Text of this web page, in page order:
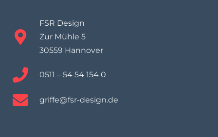
FSR Design
Zur Mühle 5
30559 Hannover
0511 – 54 54 154 0
griffe@fsr-design.de